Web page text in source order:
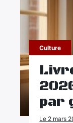
Culture
par
Le 2 mars